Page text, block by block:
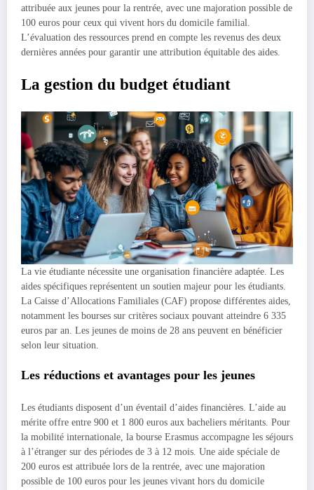
attribuée aux jeunes pour la rentrée, avec une majoration possible de
100 euros pour ceux qui vivent hors du domicile familial.
L’évaluation des ressources prend en compte les revenus des deux
dernières années pour garantir une attribution équitable des aides.
La gestion du budget étudiant
La vie étudiante nécessite une organisation financière adaptée. Les
aides spécifiques représentent un soutien majeur pour les étudiants.
La Caisse d’Allocations Familiales (CAF) propose différentes aides,
notamment les bourses sur critères sociaux pouvant atteindre 6 335
euros par an. Les jeunes de moins de 28 ans peuvent en bénéficier
selon leur situation.
Les réductions et avantages pour les jeunes
Les étudiants disposent d’un éventail d’aides financières. L’aide au
mérite offre entre 900 et 1 800 euros aux bacheliers méritants. Pour
la mobilité internationale, la bourse Erasmus accompagne les séjours
à l’étranger sur des périodes de 3 à 12 mois. Une aide spéciale de
200 euros est attribuée lors de la rentrée, avec une majoration
possible de 100 euros pour les jeunes vivant hors du domicile